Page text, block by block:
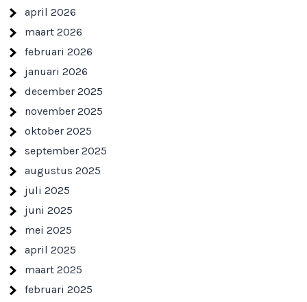
april 2026
maart 2026
februari 2026
januari 2026
december 2025
november 2025
oktober 2025
september 2025
augustus 2025
juli 2025
juni 2025
mei 2025
april 2025
maart 2025
februari 2025